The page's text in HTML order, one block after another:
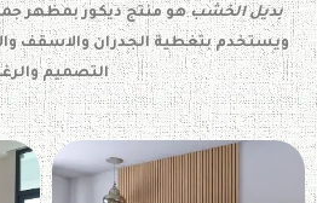
بديل الخشبهو منتج ديكور بمظهر
ويستخدم بتغطية الجدران والاسقف
التصميم